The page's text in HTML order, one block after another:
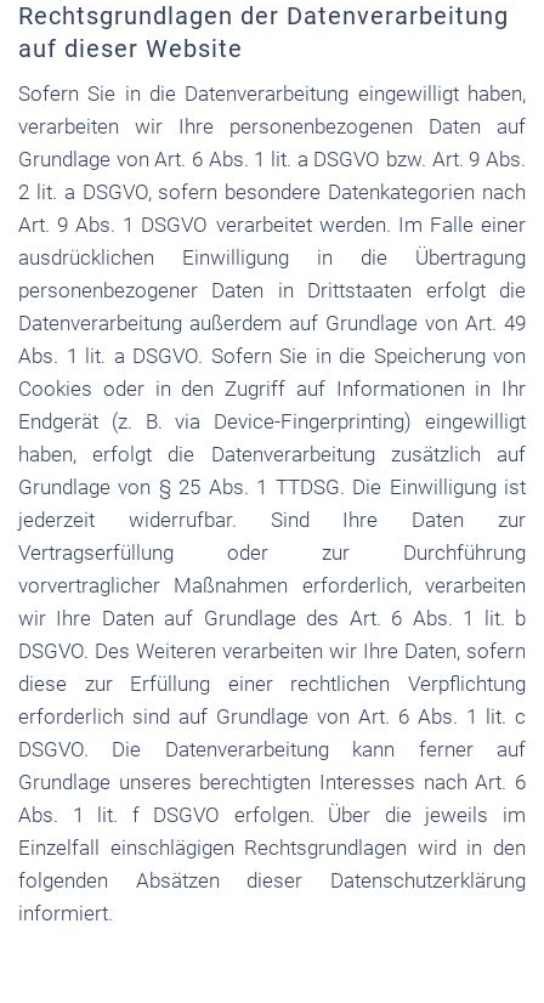
Rechtsgrundlagen der Datenverarbeitung
auf dieser Website
Sofern Sie in die Datenverarbeitung eingewilligt haben,
verarbeiten wir Ihre personenbezogenen Daten auf
Grundlage von Art. 6 Abs. 1 lit. a DSGVO bzw. Art. 9 Abs.
2 lit. a DSGVO, sofern besondere Datenkategorien nach
Art. 9 Abs. 1 DSGVO verarbeitet werden. Im Falle einer
ausdrücklichen Einwilligung in die Übertragung
personenbezogener Daten in Drittstaaten erfolgt die
Datenverarbeitung außerdem auf Grundlage von Art. 49
Abs. 1 lit. a DSGVO. Sofern Sie in die Speicherung von
Cookies oder in den Zugriff auf Informationen in Ihr
Endgerät (z. B. via Device-Fingerprinting) eingewilligt
haben, erfolgt die Datenverarbeitung zusätzlich auf
Grundlage von § 25 Abs. 1 TTDSG. Die Einwilligung ist
jederzeit widerrufbar. Sind Ihre Daten zur
Vertragserfüllung oder zur Durchführung
vorvertraglicher Maßnahmen erforderlich, verarbeiten
wir Ihre Daten auf Grundlage des Art. 6 Abs. 1 lit. b
DSGVO. Des Weiteren verarbeiten wir Ihre Daten, sofern
diese zur Erfüllung einer rechtlichen Verpflichtung
erforderlich sind auf Grundlage von Art. 6 Abs. 1 lit. c
DSGVO. Die Datenverarbeitung kann ferner auf
Grundlage unseres berechtigten Interesses nach Art. 6
Abs. 1 lit. f DSGVO erfolgen. Über die jeweils im
Einzelfall einschlägigen Rechtsgrundlagen wird in den
folgenden Absätzen dieser Datenschutzerklärung
informiert.